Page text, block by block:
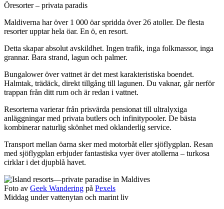
Öresorter – privata paradis
Maldiverna har över 1 000 öar spridda över 26 atoller. De flesta
resorter upptar hela öar. En ö, en resort.
Detta skapar absolut avskildhet. Ingen trafik, inga folkmassor, inga
grannar. Bara strand, lagun och palmer.
Bungalower över vattnet är det mest karakteristiska boendet.
Halmtak, trädäck, direkt tillgång till lagunen. Du vaknar, går nerför
trappan från ditt rum och är redan i vattnet.
Resorterna varierar från prisvärda pensionat till ultralyxiga
anläggningar med privata butlers och infinitypooler. De bästa
kombinerar naturlig skönhet med oklanderlig service.
Transport mellan öarna sker med motorbåt eller sjöflygplan. Resan
med sjöflygplan erbjuder fantastiska vyer över atollerna – turkosa
cirklar i det djupblå havet.
Foto av Geek Wandering på Pexels
Middag under vattenytan och marint liv